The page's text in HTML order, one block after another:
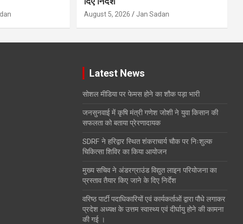
August 5, 2026 Jan Sadan
Latest News
सोशल मीडिया पर फेमस होने का शौक पड़ा भारी
जनसुनवाई में कृषि मंत्री गणेश जोशी ने युवा किसान की
सफलता को बताया प्रेरणादायक
SDRF ने हरिद्वार स्थित शंकराचार्य चौक पर निःशुल्क
चिकित्सा शिविर का किया आयोजन
मुख्य सचिव ने अंडरग्राउंड विद्युत लाइन परियोजना का
प्रस्ताव तैयार किए जाने के दिए निर्देश
वरिष्ठ पार्टी पदाधिकारियों एवं कार्यकर्ताओं द्वारा पौधे लगाकर
प्रदेश अध्यक्ष के उत्तम स्वास्थ्य एवं दीर्घायु होने की कामना
की गई ।